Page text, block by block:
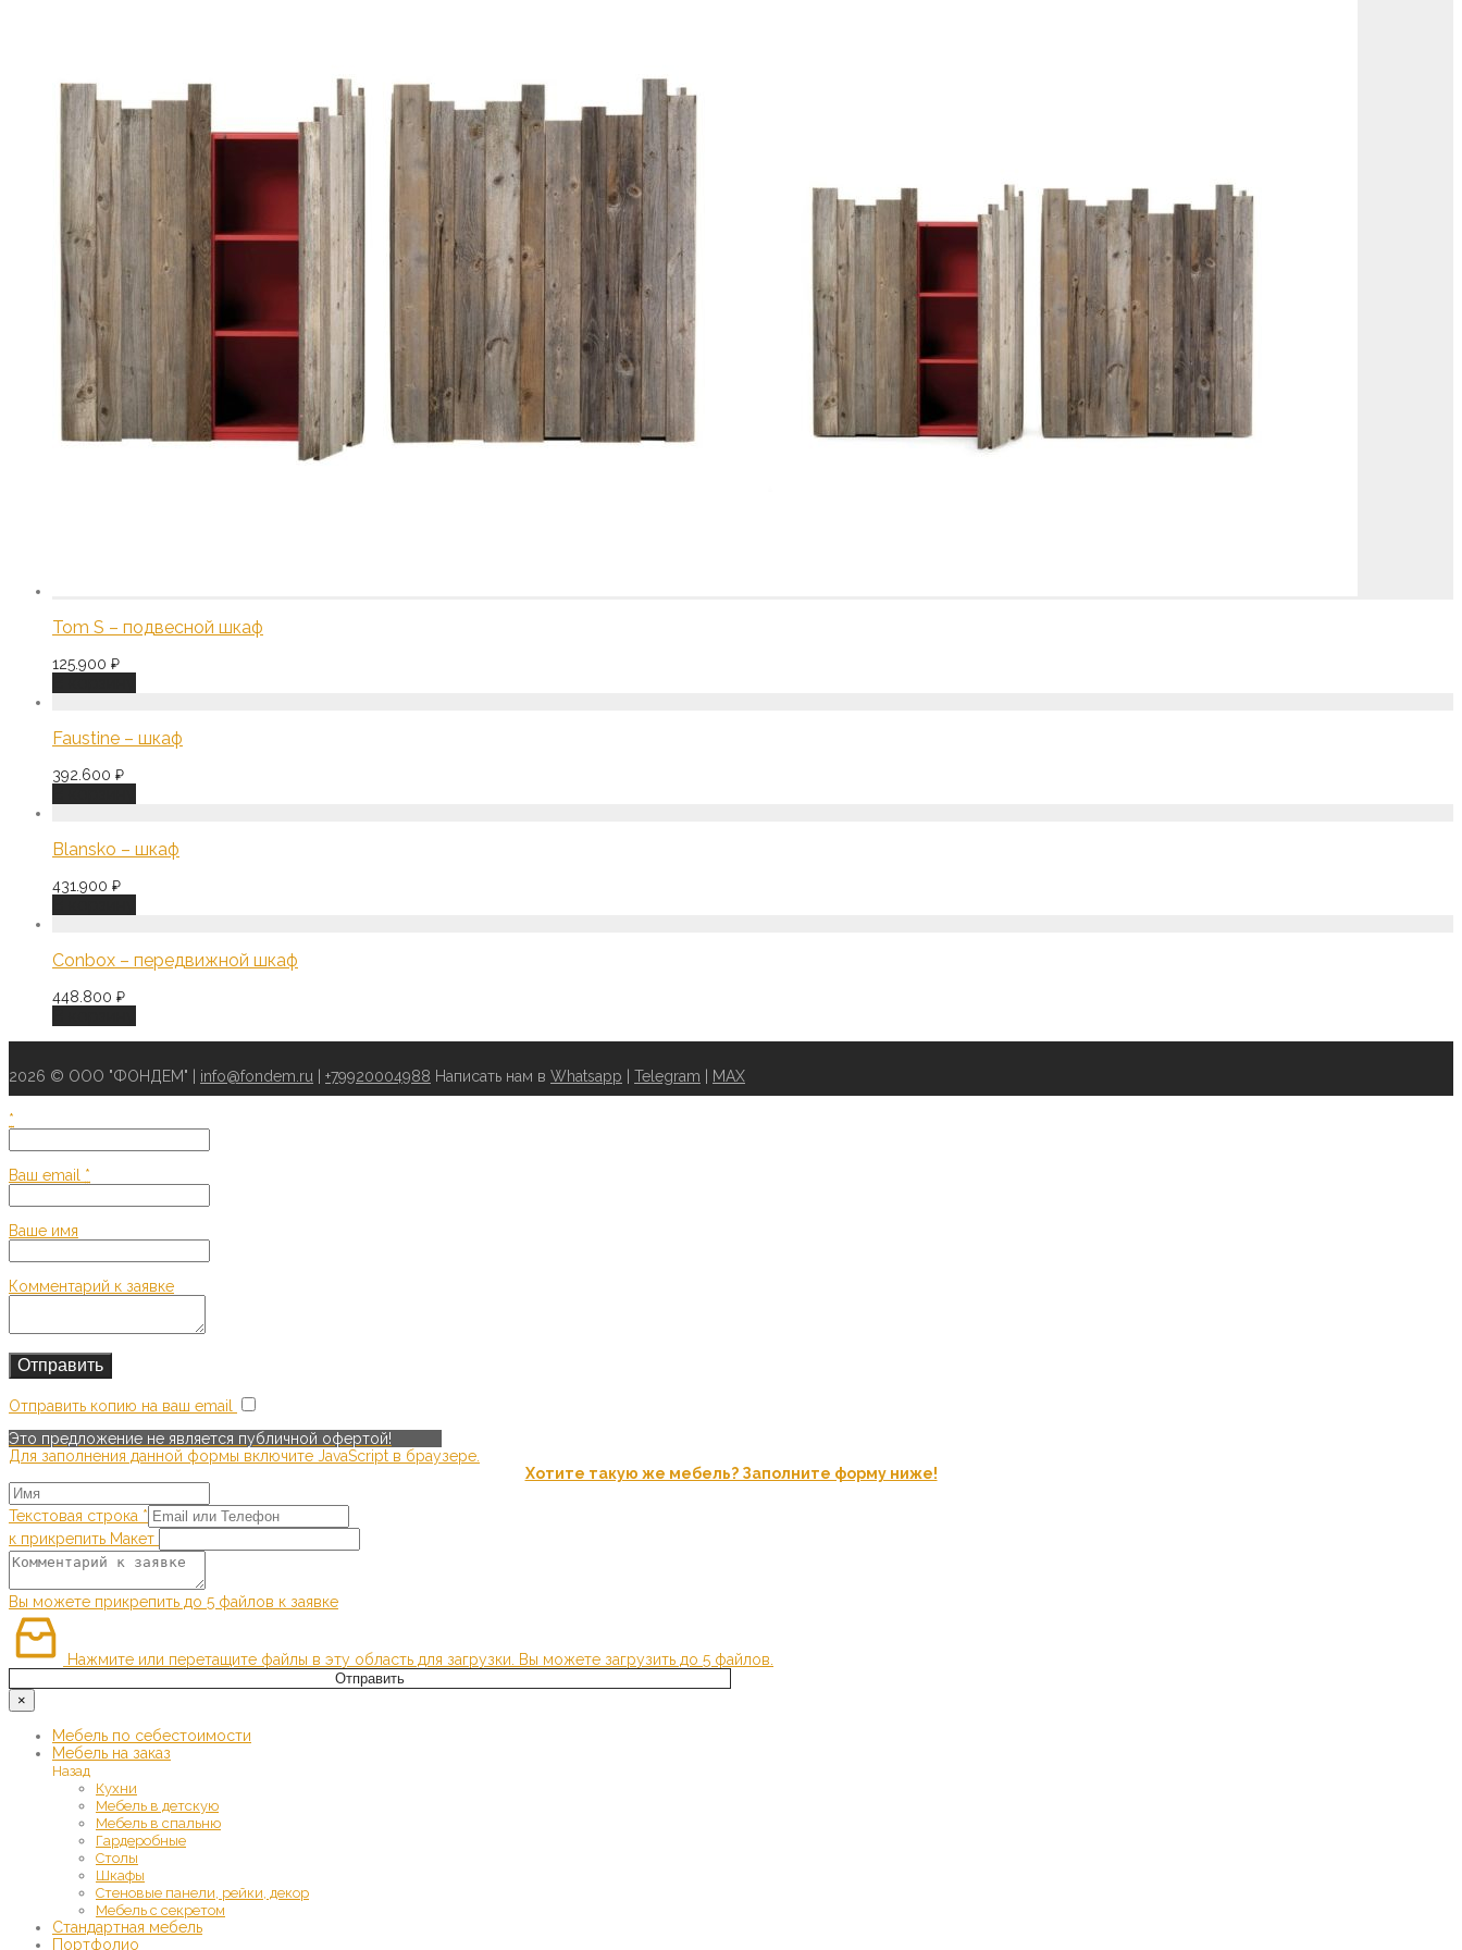
Tom S – подвесной шкаф
125.900 ₽
Faustine – шкаф
392.600 ₽
Blansko – шкаф
431.900 ₽
Conbox – передвижной шкаф
448.800 ₽
2026 © ООО "ФОНДЕМ" | info@fondem.ru +79920004988 Написать нам в Whatsapp Telegram MAX
*
Ваш email *
Ваше имя
Комментарий к заявке
Отправить копию на ваш email
Это предложение не является публичной офертой!
Для заполнения данной формы включите JavaScript в браузере.
Хотите такую же мебель? Заполните форму ниже!
Текстовая строка *
к прикрепить Макет
Вы можете прикрепить до 5 файлов к заявке
Нажмите или перетащите файлы в эту область для загрузки. Вы можете загрузить до 5 файлов.
Отправить
×
Мебель по себестоимости
Мебель на заказ
Назад
Кухни
Мебель в детскую
Мебель в спальню
Гардеробные
Столы
Шкафы
Стеновые панели, рейки, декор
Мебель с секретом
Стандартная мебель
Портфолио